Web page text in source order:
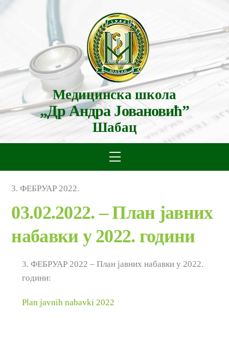
Медицинска школа
„Др Андра Јовановић”
Шабац
Menu
3.ФЕБРУАР 2022.
03.02.2022. – План јавних
набавки у 2022. години
3. ФЕБРУАР 2022 – План јавних набавки у 2022.
години:
Plan javnih nabavki 2022